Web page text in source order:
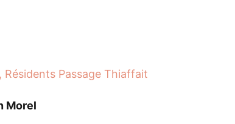
Résidents Passage Thiaffait
Morel